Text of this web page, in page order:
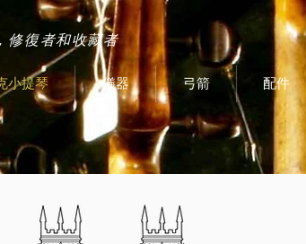
修復者和收藏者
小提琴 儀器 弓箭 配件